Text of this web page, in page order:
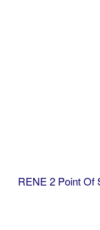
RENE 2 Point Of